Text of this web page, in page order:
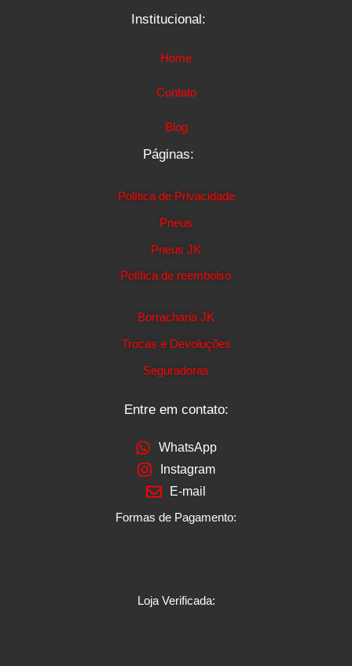
Institucional:
Home
Contato
Blog
Páginas:
Política de Privacidade
Pneus
Pneus JK
Política de reembolso
Borracharia JK
Trocas e Devoluções
Seguradoras
Entre em contato:
WhatsApp
Instagram
E-mail
Formas de Pagamento:
Loja Verificada: